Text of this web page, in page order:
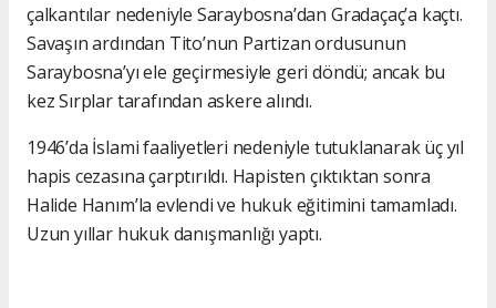
çalkantılar nedeniyle Saraybosna’dan Gradaçaç’a kaçtı.
Savaşın ardından Tito’nun Partizan ordusunun
Saraybosna’yı ele geçirmesiyle geri döndü; ancak bu
kez Sırplar tarafından askere alındı.
1946’da İslami faaliyetleri nedeniyle tutuklanarak üç yıl
hapis cezasına çarptırıldı. Hapisten çıktıktan sonra
Halide Hanım’la evlendi ve hukuk eğitimini tamamladı.
Uzun yıllar hukuk danışmanlığı yaptı.